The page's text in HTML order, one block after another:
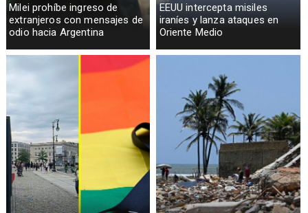
Milei prohíbe ingreso de
extranjeros con mensajes de
odio hacia Argentina
EEUU intercepta misiles
iraníes y lanza ataques en
Oriente Medio